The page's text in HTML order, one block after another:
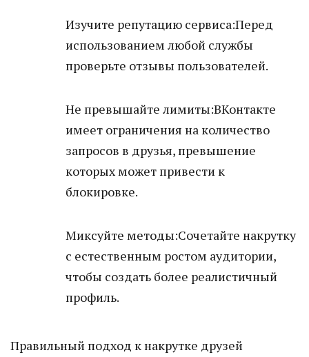
Изучите репутацию сервиса:Перед
использованием любой службы
проверьте отзывы пользователей.
Не превышайте лимиты:ВКонтакте
имеет ограничения на количество
запросов в друзья, превышение
которых может привести к
блокировке.
Миксуйте методы:Сочетайте накрутку
с естественным ростом аудитории,
чтобы создать более реалистичный
профиль.
Правильный подход к накрутке друзей